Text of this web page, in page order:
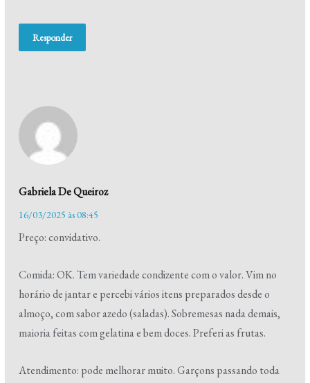
Responder
Gabriela De Queiroz
16/03/2025 às 08:45
Preço: convidativo.
Comida: OK. Tem variedade condizente com o valor. Vim no
horário de jantar e percebi vários itens preparados desde o
almoço, com sabor azedo (saladas). Sobremesas nada demais,
maioria feitas com gelatina e bem doces. Preferi as frutas.
Atendimento: pode melhorar muito. Garçons passando toda